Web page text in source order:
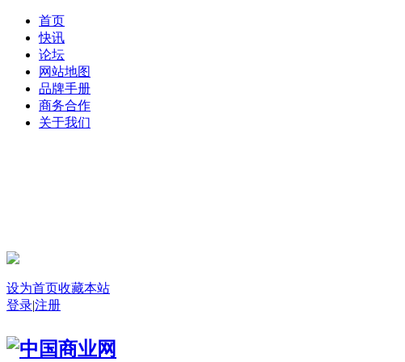
首页
快讯
论坛
网站地图
品牌手册
商务合作
关于我们
设为首页收藏本站
登录|注册